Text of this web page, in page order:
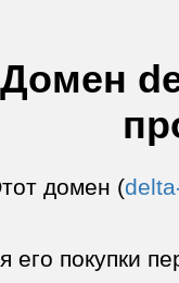
Домен
домен (
его покупки